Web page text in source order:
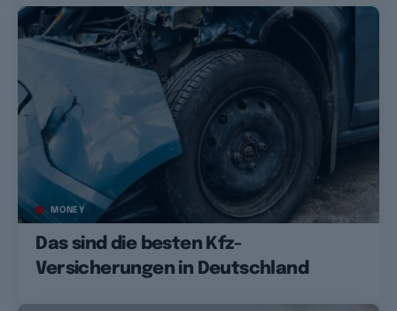
MONEY
Das sind die besten Kfz-
Versicherungen in Deutschland